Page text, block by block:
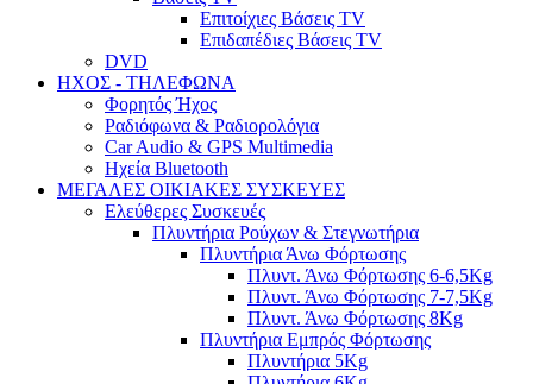
Επιτοίχιες Βάσεις TV
Επιδαπέδιες Βάσεις TV
DVD
ΗΧΟΣ - ΤΗΛΕΦΩΝΑ
Φορητός Ήχος
Ραδιόφωνα & Ραδιορολόγια
Car Audio & GPS Multimedia
Ηχεία Bluetooth
ΜΕΓΑΛΕΣ ΟΙΚΙΑΚΕΣ ΣΥΣΚΕΥΕΣ
Ελεύθερες Συσκευές
Πλυντήρια Ρούχων & Στεγνωτήρια
Πλυντήρια Άνω Φόρτωσης
Πλυντ. Άνω Φόρτωσης 6-6,5Kg
Πλυντ. Άνω Φόρτωσης 7-7,5Kg
Πλυντ. Άνω Φόρτωσης 8Kg
Πλυντήρια Εμπρός Φόρτωσης
Πλυντήρια 5Kg